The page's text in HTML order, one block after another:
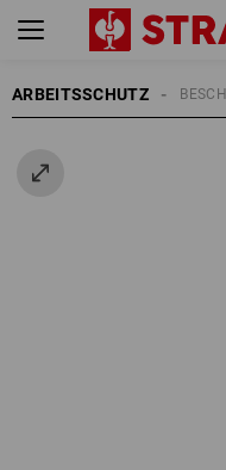
ARBEITSSCHUTZ
HANDSCHUHE